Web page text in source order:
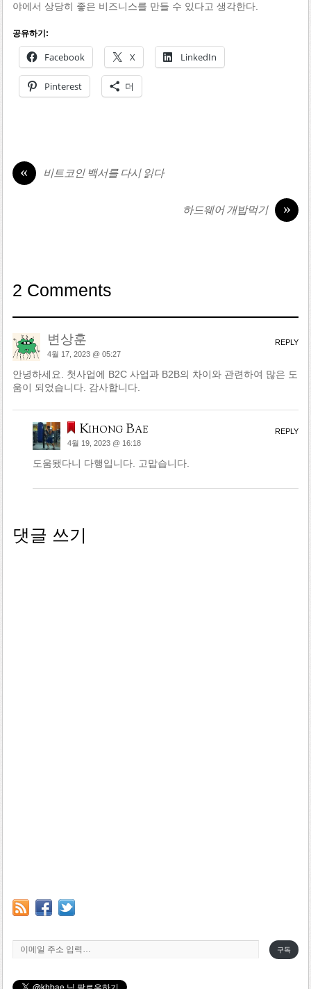
야에서 상당히 좋은 비즈니스를 만들 수 있다고 생각한다.
공유하기:
Facebook X LinkedIn
Pinterest 더
« 비트코인 백서를 다시 읽다
»
하드웨어 개밥먹기
2 Comments
변상훈
4월 17, 2023 @ 05:27
안녕하세요. 첫사업에 B2C 사업과 B2B의 차이와 관련하여 많은 도
움이 되었습니다. 감사합니다.
REPLY
Kihong Bae
4월 19, 2023 @ 16:18
도움됐다니 다행입니다. 고맙습니다.
REPLY
댓글 쓰기
이메일 주소 입력…
구독